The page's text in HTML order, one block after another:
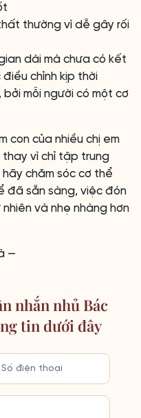
thường vì dễ gây rối
dài mà chưa có kết
chỉnh kịp thời
mỗi người có một cơ
con của nhiều chị em
thay vì chỉ tập trung
chăm sóc cơ thể
đã sẵn sàng, việc đón
và nhẹ nhàng hơn
—
nhắn nhủ Bác
tin dưới đây